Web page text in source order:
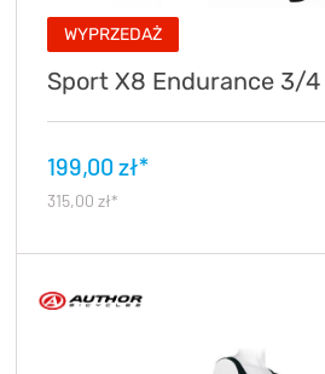
WYPRZEDAŻ
Sport X8 Endurance 3/4
199,00 zł*
315,00 zł*